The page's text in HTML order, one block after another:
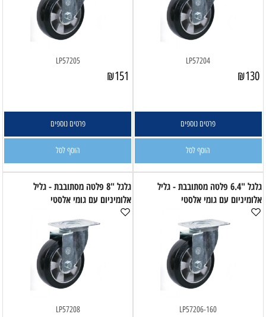
LP57204
₪130
פרטים נוספים
הוסף לסל
LP57205
₪151
פרטים נוספים
הוסף לסל
גלגל "6.4 פלטה מסתובבת - גליל
אלומיניום עם גומי אלסטי
LP57206-160
גלגל "8 פלטה מסתובבת - גליל
אלומיניום עם גומי אלסטי
LP57208